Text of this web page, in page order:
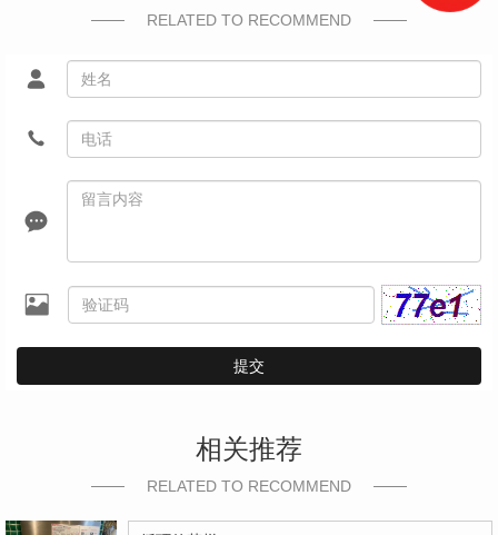
RELATED TO RECOMMEND
提交
相关推荐
RELATED TO RECOMMEND